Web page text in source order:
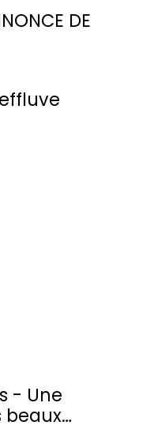
DE
- Une
beaux